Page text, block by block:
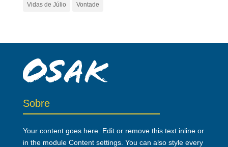
Vidas de Júlio Vontade
Sobre
Your content goes here. Edit or remove this text inline or
in the module Content settings. You can also style every